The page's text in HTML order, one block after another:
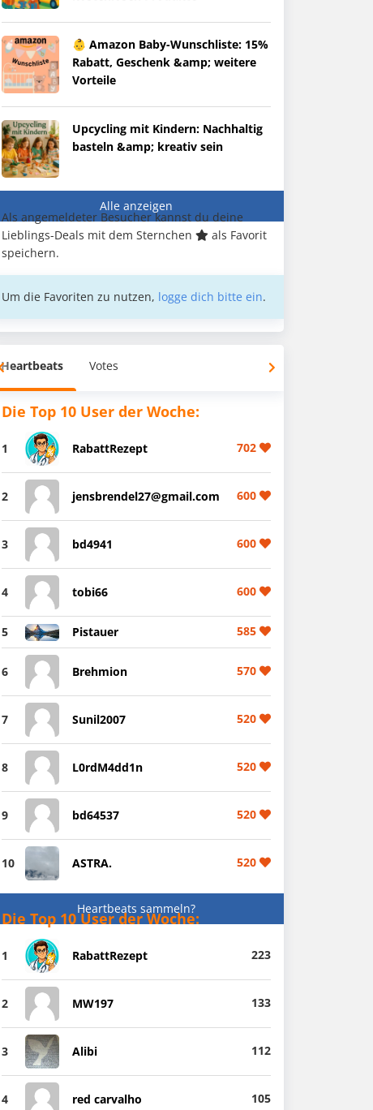
👶 Amazon Baby-Wunschliste: 15%
Rabatt, Geschenk &amp; weitere
Vorteile
Upcycling mit Kindern: Nachhaltig
basteln &amp; kreativ sein
Alle anzeigen
Als angemeldeter Besucher kannst du deine
Lieblings-Deals mit dem Sternchen
als Favorit
speichern.
Um die Favoriten zu nutzen, logge dich bitte ein.
Heartbeats Votes
Die Top 10 User der Woche:
1 RabattRezept 702
2 jensbrendel27@gmail.com 600
3 bd4941 600
4 tobi66 600
5 Pistauer 585
6 Brehmion 570
7 Sunil2007 520
8 L0rdM4dd1n 520
9 bd64537 520
10 ASTRA. 520
Heartbeats sammeln?
Die Top 10 User der Woche:
1 RabattRezept 223
2 MW197 133
3 Alibi 112
4 red carvalho 105